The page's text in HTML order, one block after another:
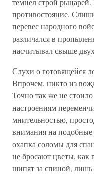
противостояние.
перевес народного
различался в
насчитывал свыше
Слухи о готовящейся
Впрочем, никто из
Точно так же не
настроениям
мнительностью,
внимания на подобные
охапка соломы для
не бросают цветы, как
шипят за спиной,